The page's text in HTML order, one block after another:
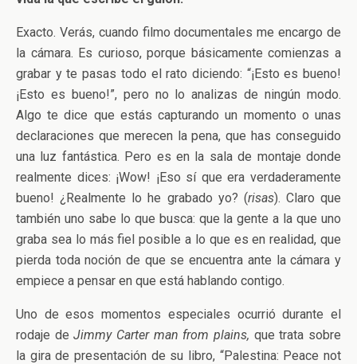
Exacto. Verás, cuando filmo documentales me encargo de
la cámara. Es curioso, porque básicamente comienzas a
grabar y te pasas todo el rato diciendo: “¡Esto es bueno!
¡Esto es bueno!”, pero no lo analizas de ningún modo.
Algo te dice que estás capturando un momento o unas
declaraciones que merecen la pena, que has conseguido
una luz fantástica. Pero es en la sala de montaje donde
realmente dices: ¡Wow! ¡Eso sí que era verdaderamente
bueno! ¿Realmente lo he grabado yo? (risas). Claro que
también uno sabe lo que busca: que la gente a la que uno
graba sea lo más fiel posible a lo que es en realidad, que
pierda toda noción de que se encuentra ante la cámara y
empiece a pensar en que está hablando contigo.
Uno de esos momentos especiales ocurrió durante el
rodaje deJimmy Carter man from plains, que trata sobre
la gira de presentación de su libro, “Palestina: Peace not